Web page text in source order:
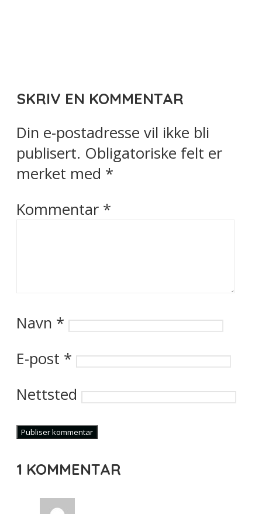
SKRIV EN KOMMENTAR
Din e-postadresse vil ikke bli
publisert. Obligatoriske felt er
merket med *
Kommentar *
Navn *
E-post *
Nettsted
1 KOMMENTAR